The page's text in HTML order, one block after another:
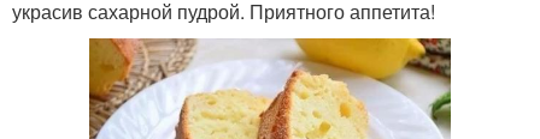
украсив сахарной пудрой. Приятного аппетита!